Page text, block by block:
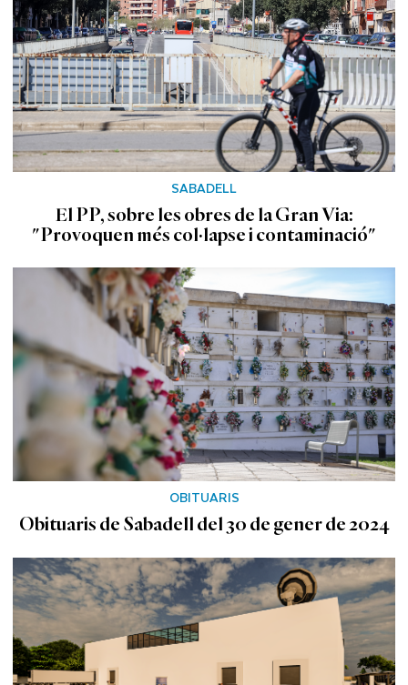
SABADELL
El PP, sobre les obres de la Gran Via:
"Provoquen més col·lapse i contaminació"
OBITUARIS
Obituaris de Sabadell del 30 de gener de 2024